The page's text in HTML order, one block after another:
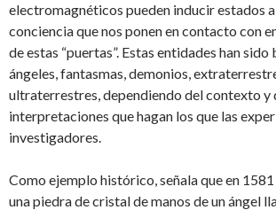
electromagnéticos pueden inducir estados
conciencia que nos ponen en contacto con
de estas “puertas”. Estas entidades han
ángeles, fantasmas, demonios,
ultraterrestres, dependiendo del contexto y
interpretaciones que hagan los que las
investigadores.
Como ejemplo histórico, señala que en 1581
una piedra de cristal de manos de un ángel